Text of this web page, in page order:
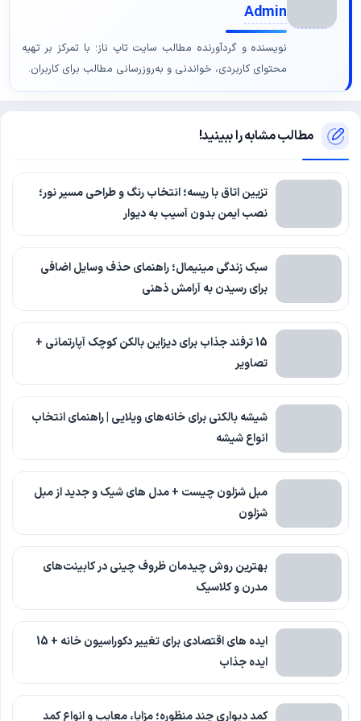
Admin
نویسنده و گردآورنده مطالب سایت تاپ ناز؛ با تمرکز بر تهیه
محتوای کاربردی، خواندنی و به‌روزرسانی مطالب برای کاربران.
مطالب مشابه را ببینید!
تزیین اتاق با ریسه؛ انتخاب رنگ و طراحی مسیر نور؛
نصب ایمن بدون آسیب به دیوار
سبک زندگی مینیمال؛ راهنمای حذف وسایل اضافی
برای رسیدن به آرامش ذهنی
15 ترفند جذاب برای دیزاین بالکن کوچک آپارتمانی +
تصاویر
شیشه بالکنی برای خانه‌های ویلایی | راهنمای انتخاب
انواع شیشه
مبل شزلون چیست + مدل های شیک و جدید از مبل
شزلون
بهترین روش چیدمان ظروف چینی در کابینت‌های
مدرن و کلاسیک
ایده های اقتصادی برای تغییر دکوراسیون خانه + 15
ایده جذاب
کمد دیواری چند منظوره؛ مزایا، معایب و انواع کمد